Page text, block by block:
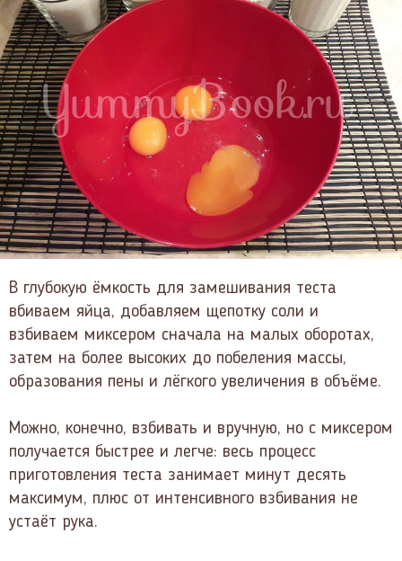
В глубокую ёмкость для замешивания теста
вбиваем яйца, добавляем щепотку соли и
взбиваем миксером сначала на малых оборотах,
затем на более высоких до побеления массы,
образования пены и лёгкого увеличения в объёме.
Можно, конечно, взбивать и вручную, но с миксером
получается быстрее и легче: весь процесс
приготовления теста занимает минут десять
максимум, плюс от интенсивного взбивания не
устаёт рука.